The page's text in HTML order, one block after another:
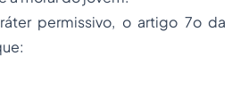
o artigo 7o da